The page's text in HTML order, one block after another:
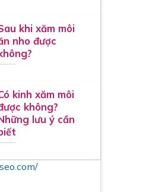
khi xăm môi
nho được
kinh xăm môi
không?
lưu ý cần